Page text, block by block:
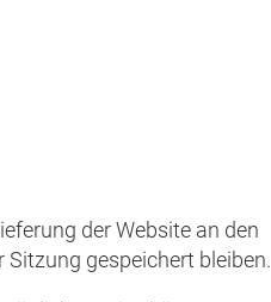
der Website an den
Sitzung gespeichert bleiben.